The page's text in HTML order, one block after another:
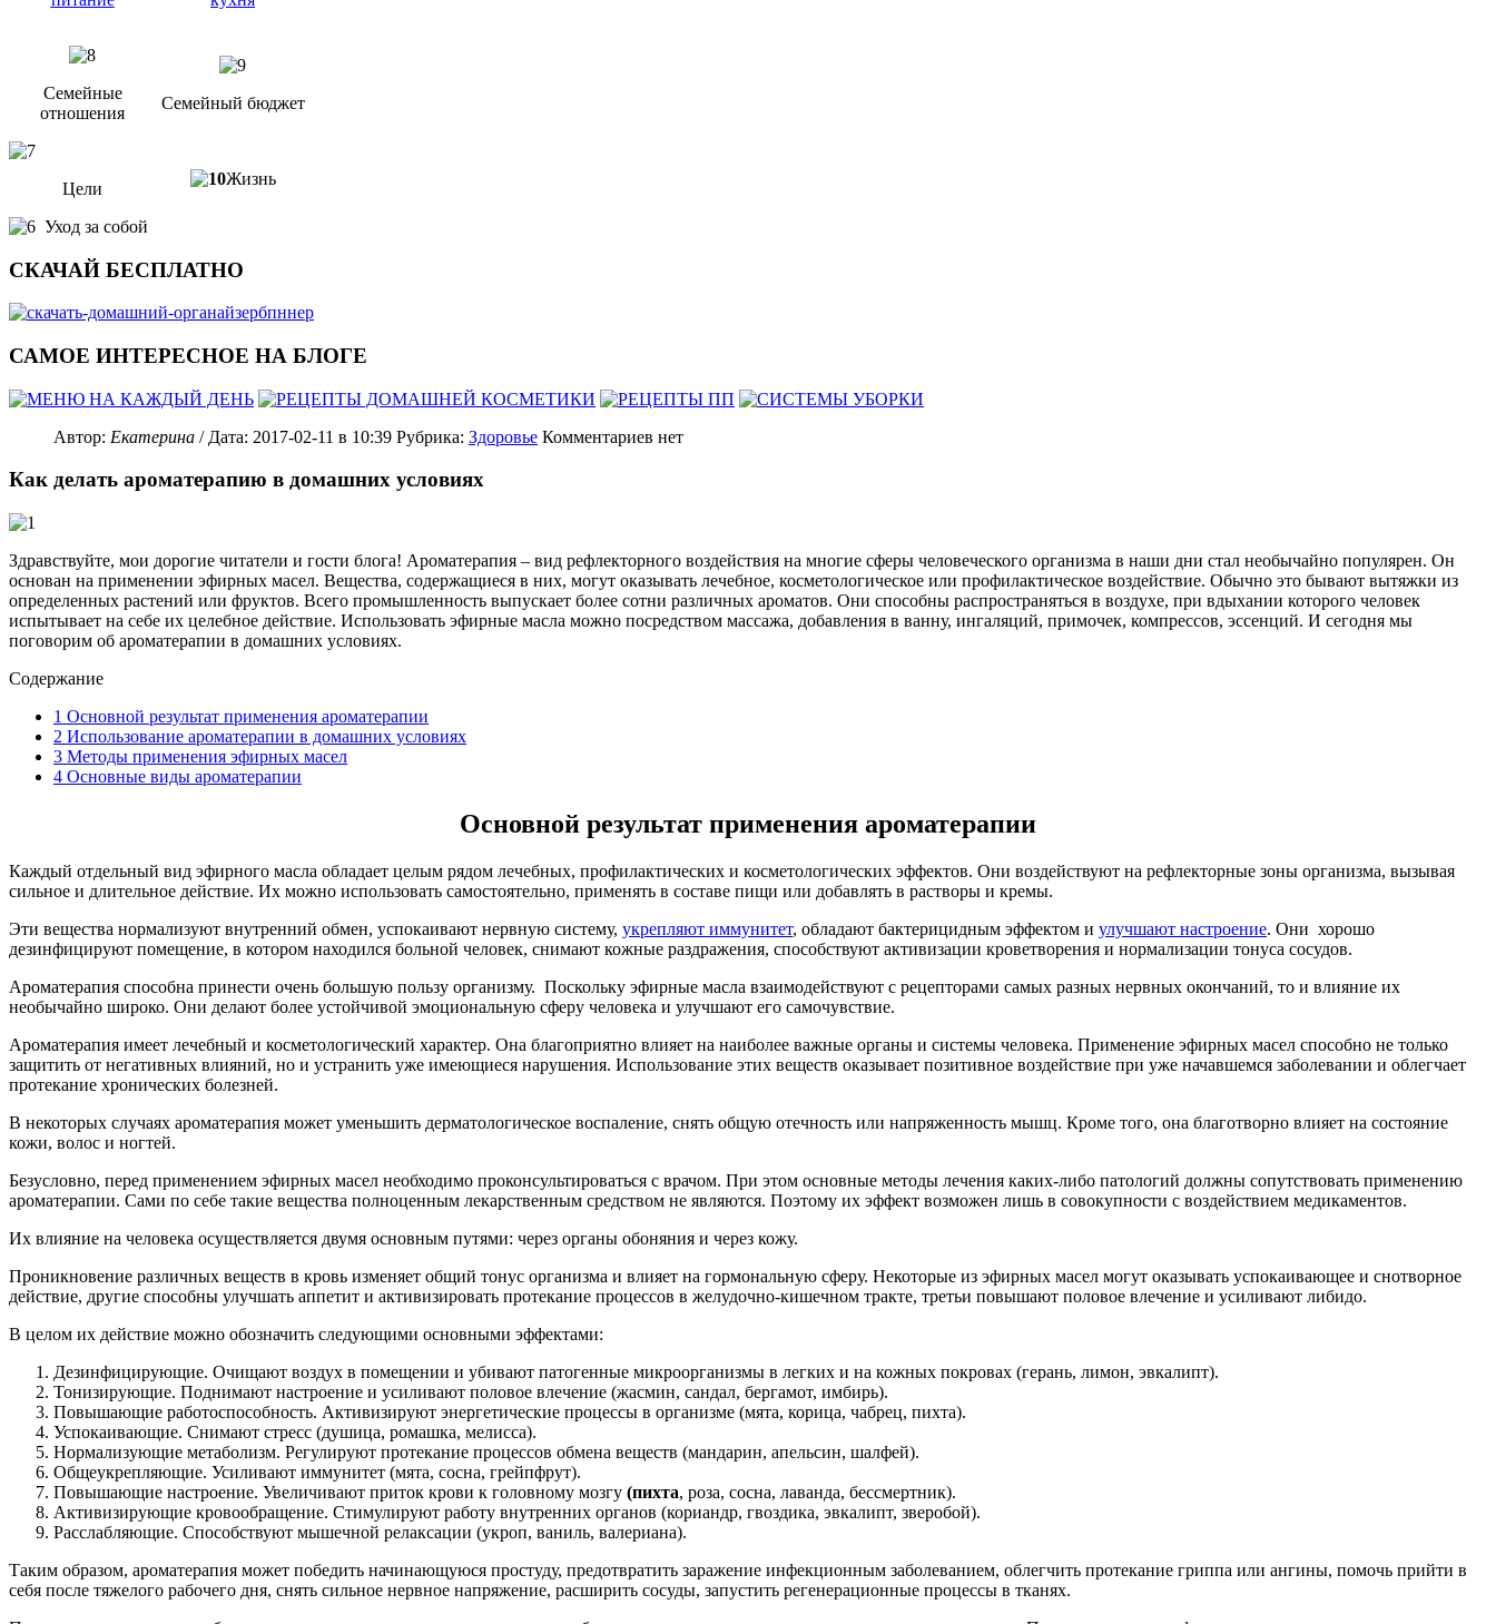
Семейные
отношения
Семейный бюджет
Цели
Жизнь
Уход за собой
СКАЧАЙ БЕСПЛАТНО
САМОЕ ИНТЕРЕСНОЕ НА БЛОГЕ
Автор: Екатерина / Дата: 2017-02-11 в 10:39 Рубрика: Здоровье Комментариев нет
Как делать ароматерапию в домашних условиях
Здравствуйте, мои дорогие читатели и гости блога! Ароматерапия – вид рефлекторного воздействия на многие сферы человеческого организма в наши дни стал необычайно популярен. Он
основан на применении эфирных масел. Вещества, содержащиеся в них, могут оказывать лечебное, косметологическое или профилактическое воздействие. Обычно это бывают вытяжки из
определенных растений или фруктов. Всего промышленность выпускает более сотни различных ароматов. Они способны распространяться в воздухе, при вдыхании которого человек
испытывает на себе их целебное действие. Использовать эфирные масла можно посредством массажа, добавления в ванну, ингаляций, примочек, компрессов, эссенций. И сегодня мы
поговорим об ароматерапии в домашних условиях.
Содержание
1 Основной результат применения ароматерапии
2 Использование ароматерапии в домашних условиях
3 Методы применения эфирных масел
4 Основные виды ароматерапии
Основной результат применения ароматерапии
Каждый отдельный вид эфирного масла обладает целым рядом лечебных, профилактических и косметологических эффектов. Они воздействуют на рефлекторные зоны организма, вызывая
сильное и длительное действие. Их можно использовать самостоятельно, применять в составе пищи или добавлять в растворы и кремы.
Эти вещества нормализуют внутренний обмен, успокаивают нервную систему, укрепляют иммунитет, обладают бактерицидным эффектом и улучшают настроение. Они хорошо
дезинфицируют помещение, в котором находился больной человек, снимают кожные раздражения, способствуют активизации кроветворения и нормализации тонуса сосудов.
Ароматерапия способна принести очень большую пользу организму. Поскольку эфирные масла взаимодействуют с рецепторами самых разных нервных окончаний, то и влияние их
необычайно широко. Они делают более устойчивой эмоциональную сферу человека и улучшают его самочувствие.
Ароматерапия имеет лечебный и косметологический характер. Она благоприятно влияет на наиболее важные органы и системы человека. Применение эфирных масел способно не только
защитить от негативных влияний, но и устранить уже имеющиеся нарушения. Использование этих веществ оказывает позитивное воздействие при уже начавшемся заболевании и облегчает
протекание хронических болезней.
В некоторых случаях ароматерапия может уменьшить дерматологическое воспаление, снять общую отечность или напряженность мышц. Кроме того, она благотворно влияет на состояние
кожи, волос и ногтей.
Безусловно, перед применением эфирных масел необходимо проконсультироваться с врачом. При этом основные методы лечения каких-либо патологий должны сопутствовать применению
ароматерапии. Сами по себе такие вещества полноценным лекарственным средством не являются. Поэтому их эффект возможен лишь в совокупности с воздействием медикаментов.
Их влияние на человека осуществляется двумя основным путями: через органы обоняния и через кожу.
Проникновение различных веществ в кровь изменяет общий тонус организма и влияет на гормональную сферу. Некоторые из эфирных масел могут оказывать успокаивающее и снотворное
действие, другие способны улучшать аппетит и активизировать протекание процессов в желудочно-кишечном тракте, третьи повышают половое влечение и усиливают либидо.
В целом их действие можно обозначить следующими основными эффектами:
Дезинфицирующие. Очищают воздух в помещении и убивают патогенные микроорганизмы в легких и на кожных покровах (герань, лимон, эвкалипт).
Тонизирующие. Поднимают настроение и усиливают половое влечение (жасмин, сандал, бергамот, имбирь).
Повышающие работоспособность. Активизируют энергетические процессы в организме (мята, корица, чабрец, пихта).
Успокаивающие. Снимают стресс (душица, ромашка, мелисса).
Нормализующие метаболизм. Регулируют протекание процессов обмена веществ (мандарин, апельсин, шалфей).
Общеукрепляющие. Усиливают иммунитет (мята, сосна, грейпфрут).
Повышающие настроение. Увеличивают приток крови к головному мозгу (пихта, роза, сосна, лаванда, бессмертник).
Активизирующие кровообращение. Стимулируют работу внутренних органов (кориандр, гвоздика, эвкалипт, зверобой).
Расслабляющие. Способствуют мышечной релаксации (укроп, ваниль, валериана).
Таким образом, ароматерапия может победить начинающуюся простуду, предотвратить заражение инфекционным заболеванием, облегчить протекание гриппа или ангины, помочь прийти в
себя после тяжелого рабочего дня, снять сильное нервное напряжение, расширить сосуды, запустить регенерационные процессы в тканях.